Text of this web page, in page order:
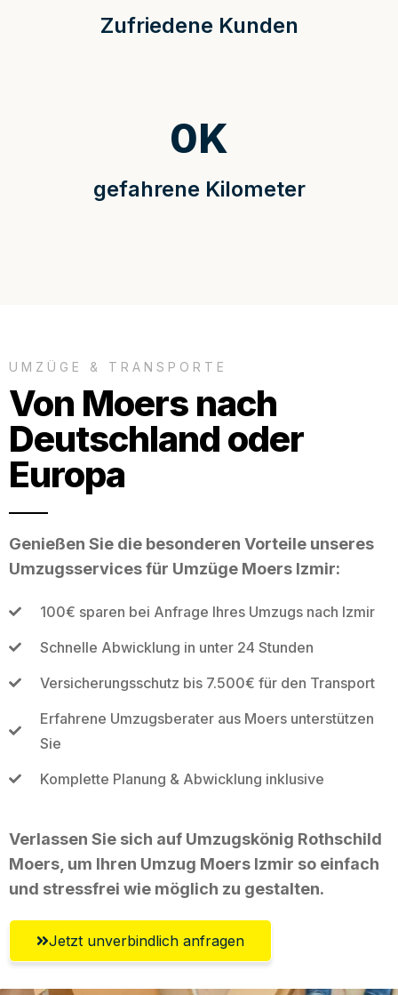
Zufriedene Kunden
gefahrene Kilometer
0K
UMZÜGE & TRANSPORTE
Von Moers nach
Deutschland oder
Europa
Genießen Sie die besonderen Vorteile unseres
Umzugsservices für Umzüge Moers Izmir:
100€ sparen bei Anfrage Ihres Umzugs nach Izmir
Schnelle Abwicklung in unter 24 Stunden
Versicherungsschutz bis 7.500€ für den Transport
Erfahrene Umzugsberater aus Moers unterstützen
Sie
Komplette Planung & Abwicklung inklusive
Verlassen Sie sich auf Umzugskönig Rothschild
Moers, um Ihren Umzug Moers Izmir so einfach
und stressfrei wie möglich zu gestalten.
Jetzt unverbindlich anfragen